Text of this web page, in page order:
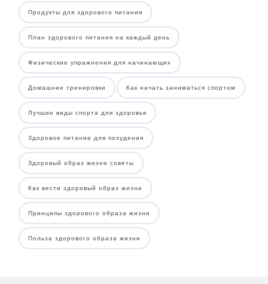
Продукты для здорового питания
План здорового питания на каждый день
Физические упражнения для начинающих
Домашние тренировки Как начать заниматься спортом
Лучшие виды спорта для здоровья
Здоровое питание для похудения
Здоровый образ жизни советы
Как вести здоровый образ жизни
Принципы здорового образа жизни
Польза здорового образа жизни